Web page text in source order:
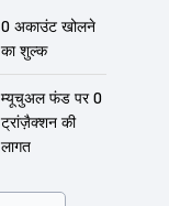
0 अकाउंट खोलने
का शुल्क
म्यूचुअल फंड पर 0
ट्रांज़ैक्शन की
लागत